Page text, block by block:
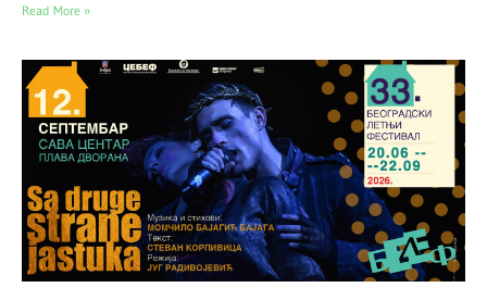
Read More »